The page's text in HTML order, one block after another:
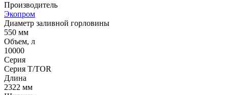
Производитель
Экопром
Диаметр заливной горловины
550 мм
Объем, л
10000
Серия
Серия T/TOR
Длина
2322 мм